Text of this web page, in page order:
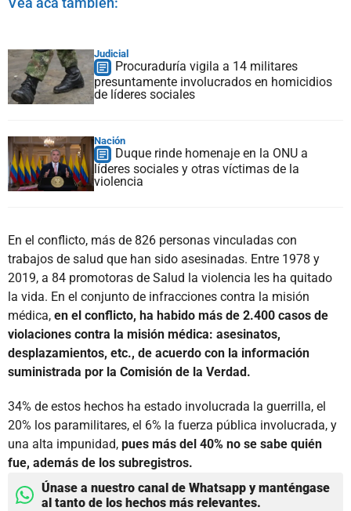
Judicial
Procuraduría vigila a 14 militares
presuntamente involucrados en homicidios
de líderes sociales
Nación
Duque rinde homenaje en la ONU a
líderes sociales y otras víctimas de la
violencia
En el conflicto, más de 826 personas vinculadas con
trabajos de salud que han sido asesinadas. Entre 1978 y
2019, a 84 promotoras de Salud la violencia les ha quitado
la vida. En el conjunto de infracciones contra la misión
médica, en el conflicto, ha habido más de 2.400 casos de
violaciones contra la misión médica: asesinatos,
desplazamientos, etc., de acuerdo con la información
suministrada por la Comisión de la Verdad.
34% de estos hechos ha estado involucrada la guerrilla, el
20% los paramilitares, el 6% la fuerza pública involucrada, y
una alta impunidad, pues más del 40% no se sabe quién
fue, además de los subregistros.
Únase a nuestro canal de Whatsapp y manténgase
al tanto de los hechos más relevantes.